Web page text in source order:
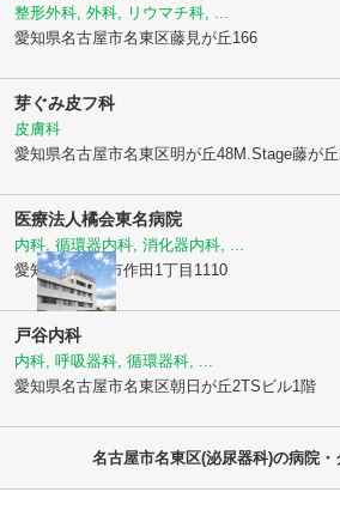
整形外科, 外科, リウマチ科, ...
愛知県名古屋市名東区藤見が丘166
芽ぐみ皮フ科
皮膚科
愛知県名古屋市名東区明が丘48M.Stage藤が
医療法人橘会東名病院
内科, 循環器内科, 消化器内科, ...
愛知県長久手市作田1丁目1110
戸谷内科
内科, 呼吸器科, 循環器科, ...
愛知県名古屋市名東区朝日が丘2TSビル1階
名古屋市名東区(泌尿器科)の病院